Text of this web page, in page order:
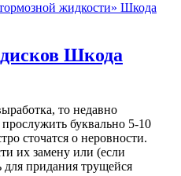
жидкости» Шкода
Шкода
то недавно
буквально 5-10
сточатся о неровности.
их замену или (если
для придания трущейся